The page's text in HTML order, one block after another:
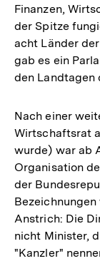
Finanzen,
der Spitze
acht Länder
gab es ein
den Landtagen
Nach einer
Wirtschaftsrat
wurde) war ab
Organisation
der
Anstrich: Die
nicht Minister,
"Kanzler"